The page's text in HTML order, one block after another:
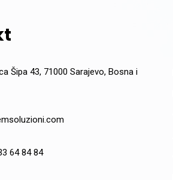
Šipa 43, 71000 Sarajevo, Bosna i
64 84 84